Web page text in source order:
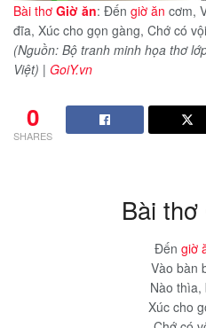
Bài thơ Giờ ăn: Đến giờ ăn cơm,
đĩa, Xúc cho gọn gàng, Chớ có
(Nguồn: Bộ tranh minh họa thơ
Việt) | GoiY.vn
0
SHARES
Bài
Đến giờ
Vào bàn
Nào thìa,
Xúc cho